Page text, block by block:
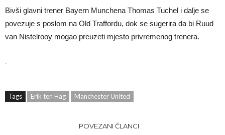
Bivši glavni trener Bayern Munchena Thomas Tuchel i dalje se
povezuje s poslom na Old Traffordu, dok se sugerira da bi Ruud
van Nistelrooy mogao preuzeti mjesto privremenog trenera.
.
Tags Erik ten Hag Manchester United
POVEZANI ČLANCI